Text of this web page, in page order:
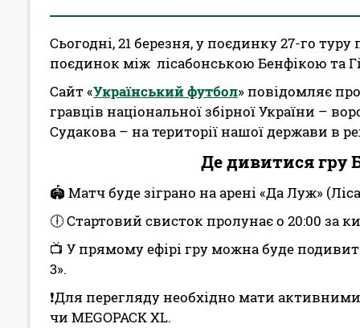
Сьогодні, 21 березня, у поєдинку 27-го
поєдинок між лісабонською Бенфікою та
Сайт «Український футбол» повідомляє
гравців національної збірної України –
Судакова – на території нашої держави в
Де дивитися гру
🏟 Матч буде зіграно на арені «Да Луж»
🕕 Стартовий свисток пролунає о 20:00 за
📺 У прямому ефірі гру можна буде
3».
❗️Для перегляду необхідно мати
чи MEGOPACK XL.